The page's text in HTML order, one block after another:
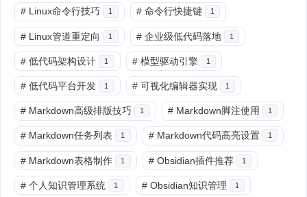
# Linux命令行技巧 1 # 命令行快捷键 1
# Linux管道重定向 1 # 企业级低代码落地 1
# 低代码架构设计 1 # 模型驱动引擎 1
# 低代码平台开发 1 # 可视化编辑器实现 1
# Markdown高级排版技巧 1 # Markdown脚注使用 1
# Markdown任务列表 1 # Markdown代码高亮设置 1
# Markdown表格制作 1 # Obsidian插件推荐 1
# 个人知识管理系统 1 # Obsidian知识管理 1